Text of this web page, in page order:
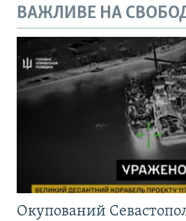
ВАЖЛИВЕ НА
Окупований